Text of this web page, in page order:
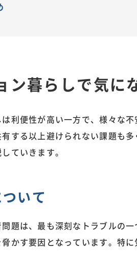
ン暮らしで気に
利便性が高い一方で、様々な
する以上避けられない課題も
ていきます。
いて
題は、最も深刻なトラブルの
かす要因となっています。特